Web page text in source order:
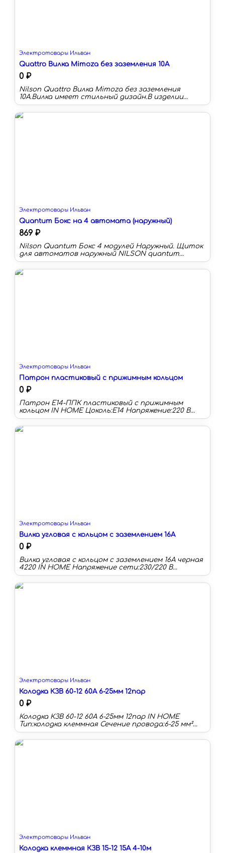
Электротовары Ильван
Quattro Вилка Mimoza без заземления 10A
0 ₽
Nilson Quattro Вилка Mimoza без заземления
10A.Вилка имеет стильный дизайн.В изделии
использован термостойкий пластик со
свойством самозатухания.Имеет прямую
конструкцию и прямой ввод провода.Материал
Электротовары Ильван
Quantum Бокс на 4 автомата (наружный)
869 ₽
Nilson Quantum Бокс 4 модулей Наружный. Щиток
для автоматов наружный NILSON quantum
используется для размещения низковольтного
модульного оборудования и автоматики.
Благодаря элегантному дизайну дверки, боксы
Электротовары Ильван
Патрон пластиковый с прижимным кольцом
0 ₽
Патрон Е14-ППК пластиковый с прижимным
кольцом IN HOME Цоколь:E14 Напряжение:220 В
Материал:пластик Тип лампы:светодиодная/
накаливания/энергосберегающая
Электротовары Ильван
Вилка угловая с кольцом с заземлением 16А
0 ₽
Вилка угловая с кольцом с заземлением 16А черная
4220 IN HOME Напряжение сети:230/220 В
Номинальная сила тока:16 А Материал
корпуса:пластик Степень защиты:IP20
Электротовары Ильван
Колодка КЗВ 60-12 60А 6-25мм 12пар
0 ₽
Колодка КЗВ 60-12 60А 6-25мм 12пар IN HOME
Тип:колодка клеммная Сечение провода:6-25 мм²
Номинальный ток:60 А Наличие изоляции:да
Цвет:прозрачный
Электротовары Ильван
Колодка клеммная КЗВ 15-12 15А 4-10м